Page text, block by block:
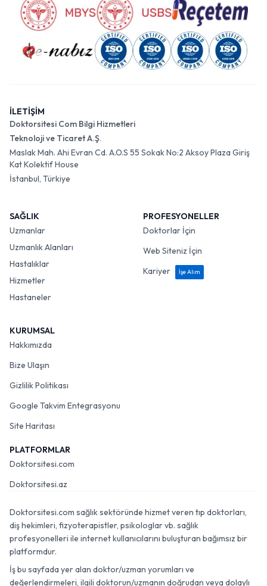
İLETİŞİM
Doktorsitesi Com Bilgi Hizmetleri
Teknoloji ve Ticaret A.Ş.
Maslak Mah. Ahi Evran Cd. A.O.S 55 Sokak No:2 Aksoy Plaza Giriş
Kat Kolektif House
İstanbul, Türkiye
SAĞLIK
Uzmanlar
Uzmanlık Alanları
Hastalıklar
Hizmetler
Hastaneler
PROFESYONELLER
Doktorlar İçin
Web Siteniz İçin
Kariyer
İşe Alım
KURUMSAL
Hakkımızda
Bize Ulaşın
Gizlilik Politikası
Google Takvim Entegrasyonu
Site Haritası
PLATFORMLAR
Doktorsitesi.com
Doktorsitesi.az
Doktorsitesi.com sağlık sektöründe hizmet veren tıp doktorları,
diş hekimleri, fizyoterapistler, psikologlar vb. sağlık
profesyonelleri ile internet kullanıcılarını buluşturan bağımsız bir
platformdur.
İş bu sayfada yer alan doktor/uzman yorumları ve
değerlendirmeleri, ilgili doktorun/uzmanın doğrudan veya dolaylı